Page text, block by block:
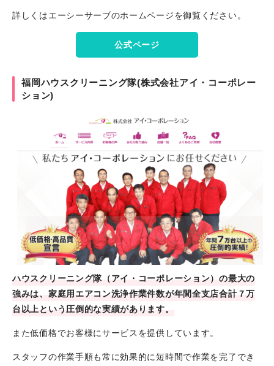
詳しくはエーシーサーブのホームページを御覧ください。
公式ページ
福岡ハウスクリーニング隊(株式会社アイ・コーポレー
ション)
ハウスクリーニング隊（アイ・コーポレーション）の最大の
強みは、家庭用エアコン洗浄作業件数が年間全支店合計７万
台以上という圧倒的な実績があります。
また低価格でお客様にサービスを提供しています。
スタッフの作業手順も常に効果的に短時間で作業を完了でき